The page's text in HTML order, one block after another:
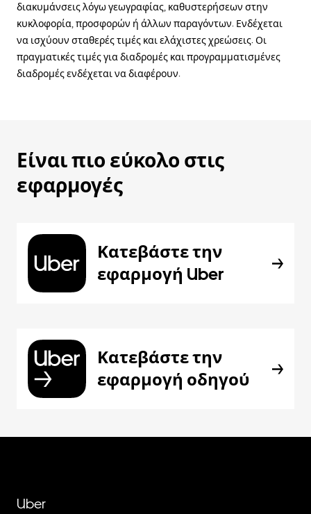
διακυμάνσεις λόγω γεωγραφίας, καθυστερήσεων στην
κυκλοφορία, προσφορών ή άλλων παραγόντων. Ενδέχεται
να ισχύουν σταθερές τιμές και ελάχιστες χρεώσεις. Οι
πραγματικές τιμές για διαδρομές και προγραμματισμένες
διαδρομές ενδέχεται να διαφέρουν.
Είναι πιο εύκολο στις
εφαρμογές
Κατεβάστε την
εφαρμογή Uber
Κατεβάστε την
εφαρμογή οδηγού
Uber